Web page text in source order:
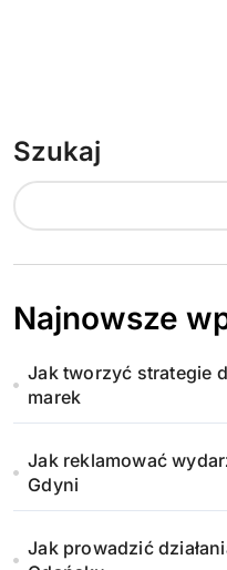
Szukaj
Najnowsze
Jak tworzyć strategie
marek
Jak reklamować
Gdyni
Jak prowadzić